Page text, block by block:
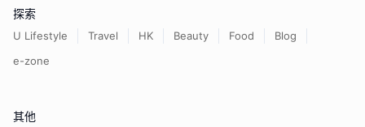
探索
U Lifestyle Travel HK Beauty Food
Blog
e-zone
其他